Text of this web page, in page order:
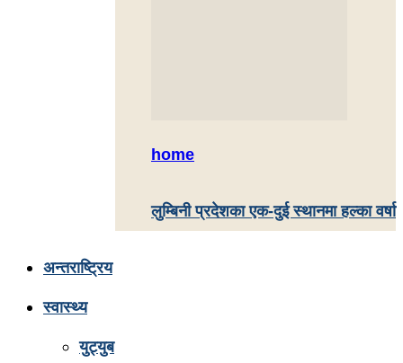
home
लुम्बिनी प्रदेशका एक-दुई स्थानमा हल्का वर्षा
अन्तराष्ट्रिय
स्वास्थ्य
युट्युब